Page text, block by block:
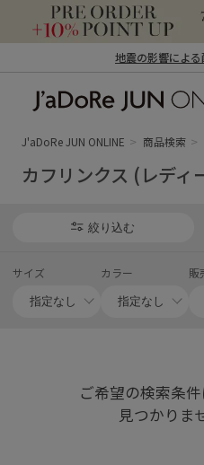
地震の影響によ
ン オンライン）
J'aDoRe JUN ONLINE 商品検索
カフリンクス (レディ
絞り込む
サイズ カラー 販
ご希望の検索条
見つかりま